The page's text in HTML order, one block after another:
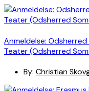
Anmeldelse:
Teater (Odsherred
By: Christian